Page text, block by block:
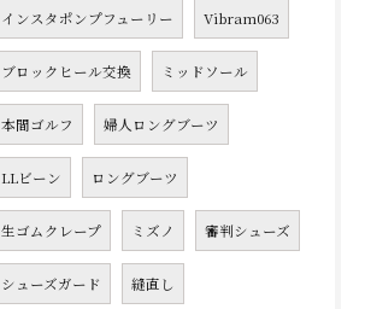
インスタポンプフューリー Vibram063
ブロックヒール交換 ミッドソール
本間ゴルフ 婦人ロングブーツ
LLビーン ロングブーツ
生ゴムクレープ ミズノ 審判シューズ
シューズガード 縫直し